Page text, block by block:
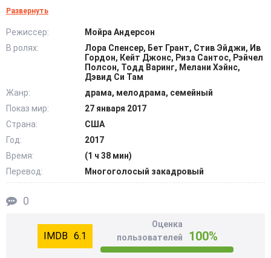
роль «нормальной» хотя бы перед соседями и
старший брат со своей невестой Кэрии. Но ему
приходится срочно уехать по делам. Две девушки
остаются вместе, одни в пустом доме. Поначалу их
общение похоже на разговоры приятельниц. Они
говорят о своих потерях, боли и кризисах. Но этот
душевный доверительный диалог сближает их. Между
ними вспыхивают взаимные чувства. И они
оборачиваются для обеих безрассудными, тайным и
запретным романом. И он может принести с собой лишь
разрушения для них самих и их семьи. @Filmix.fan
Развернуть
Режиссер:
Мойра Андерсон
В ролях:
Лора Спенсер, Бет Грант, Стив Эйджи, Ив
Гордон, Кейт Джонс, Риза Сантос, Рэйчел
Полсон, Тодд Варинг, Мелани Хэйнс,
Дэвид Си Там
Жанр:
драма, мелодрама, семейный
Показ мир:
27 января 2017
Страна:
США
Год:
2017
Время:
(1 ч 38 мин)
Перевод:
Многоголосый закадровый
0
6.1
Оценка
пользователей
100%